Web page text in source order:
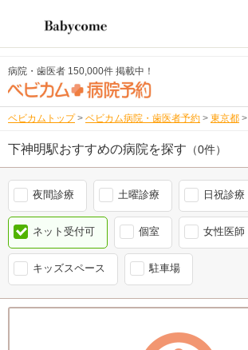
病院・歯医者 150,000件 掲載中！
ベビカムトップ > ベビカム病院・歯医者予約 > 東京都 >
下神明駅おすすめの病院を探す （0件）
夜間診療 土曜診療 日祝診療
ネット受付可 個室 女性医師
キッズスペース 駐車場